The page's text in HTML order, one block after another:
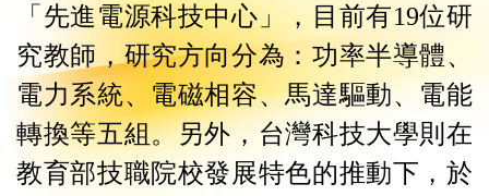
「先進電源科技中心」，目前有19位研
究教師，研究方向分為：功率半導體、
電力系統、電磁相容、馬達驅動、電能
轉換等五組。另外，台灣科技大學則在
教育部技職院校發展特色的推動下，於